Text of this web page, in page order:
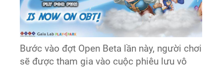
Bước vào đợt Open Beta lần này, người chơi
sẽ được tham gia vào cuộc phiêu lưu vô